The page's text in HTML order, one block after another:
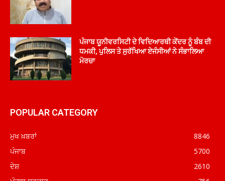
ਪੰਜਾਬ ਯੂਨੀਵਰਸਿਟੀ ਦੇ ਵਿਦਿਆਰਥੀ ਕੇਂਦਰ ਨੂੰ ਬੰਬ ਦੀ
ਧਮਕੀ, ਪੁਲਿਸ ਤੇ ਸੁਰੱਖਿਆ ਏਜੰਸੀਆਂ ਨੇ ਸੰਭਾਲਿਆ
ਮੋਰਚਾ
POPULAR CATEGORY
ਮੁਖ ਖ਼ਬਰਾਂ
8846
ਪੰਜਾਬ
5700
ਦੇਸ਼
2610